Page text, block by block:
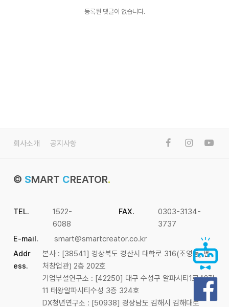
등록된 댓글이 없습니다.
회사소개 공지사항
© SMART CREATOR.
TEL.
1522-
6088
FAX.
0303-3134-
3737
E-mail.
smart@smartcreator.co.kr
Addr
ess.
본사 : [38541] 경상북도 경산시 대학로 316(조영동, 벤
처창업관) 2층 202호
기업부설연구소 : [42250] 대구 수성구 알파시티1로42길
11 태왕알파시티수성 3층 324호
DX청년연구소 : [50938] 경상남도 김해시 김해대로